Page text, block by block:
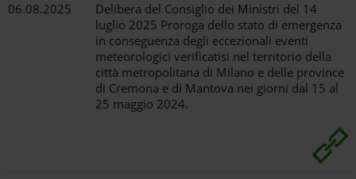
06.08.2025
Delibera del Consiglio dei Ministri del 14
luglio 2025 Proroga dello stato di emergenza
in conseguenza degli eccezionali eventi
meteorologici verificatisi nel territorio della
città metropolitana di Milano e delle province
di Cremona e di Mantova nei giorni dal 15 al
25 maggio 2024.